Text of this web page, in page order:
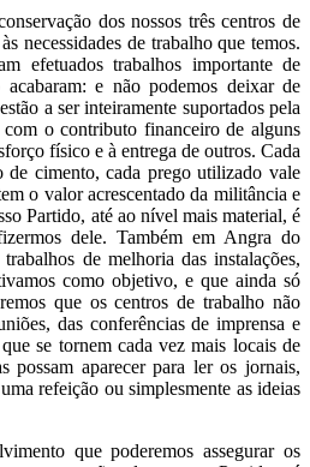
dos nossos três centros de
necessidades de trabalho que temos.
efetuados trabalhos importante de
e não podemos deixar de
a ser inteiramente suportados pela
o contributo financeiro de alguns
físico e à entrega de outros. Cada
de cimento, cada prego utilizado vale
o valor acrescentado da militância e
Partido, até ao nível mais material, é
dele. Também em Angra do
de melhoria das instalações,
como objetivo, e que ainda só
que os centros de trabalho não
das conferências de imprensa e
se tornem cada vez mais locais de
possam aparecer para ler os jornais,
refeição ou simplesmente as ideias
que poderemos assegurar os